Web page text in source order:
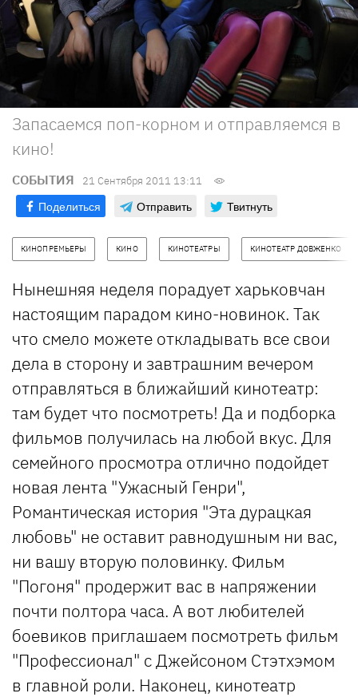
Запасаемся поп-корном и отправляемся в
кино!
СОБЫТИЯ 21 Сентября 2011 13:11
Поделиться Отправить Твитнуть
КИНОПРЕМЬЕРЫ КИНО КИНОТЕАТРЫ КИНОТЕАТР ДОВЖЕНКО
Нынешняя неделя порадует харьковчан
настоящим парадом кино-новинок. Так
что смело можете откладывать все свои
дела в сторону и завтрашним вечером
отправляться в ближайший кинотеатр:
там будет что посмотреть! Да и подборка
фильмов получилась на любой вкус. Для
семейного просмотра отлично подойдет
новая лента "Ужасный Генри",
Романтическая история "Эта дурацкая
любовь" не оставит равнодушным ни вас,
ни вашу вторую половинку. Фильм
"Погоня" продержит вас в напряжении
почти полтора часа. А вот любителей
боевиков приглашаем посмотреть фильм
"Профессионал" с Джейсоном Стэтхэмом
в главной роли. Наконец, кинотеатр